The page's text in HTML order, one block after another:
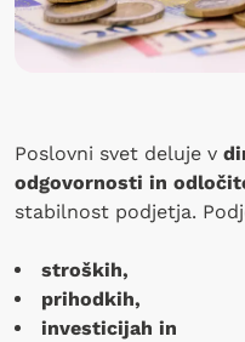
Poslovni svet deluje v
odgovornosti in
stabilnost podjetja.
stroških,
prihodkih,
investicijah in